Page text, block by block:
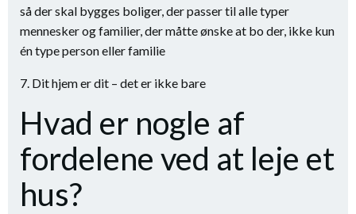
så der skal bygges boliger, der passer til alle typer
mennesker og familier, der måtte ønske at bo der, ikke kun
én type person eller familie
7. Dit hjem er dit – det er ikke bare
Hvad er nogle af
fordelene ved at leje et
hus?